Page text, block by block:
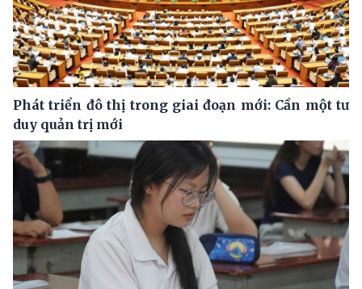
Phát triển đô thị trong giai đoạn mới: Cần một tư
duy quản trị mới